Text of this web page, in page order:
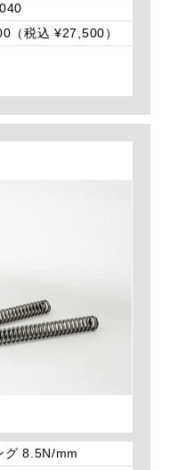
（税込 ¥27,500）
グ 8.5N/mm